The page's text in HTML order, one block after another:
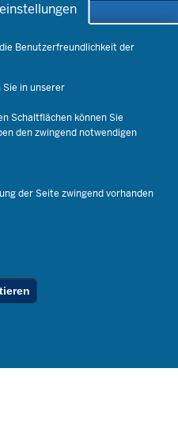
Benutzerfreundlichkeit der
Sie in unserer
Schaltflächen können Sie
den zwingend notwendigen
der Seite zwingend vorhanden